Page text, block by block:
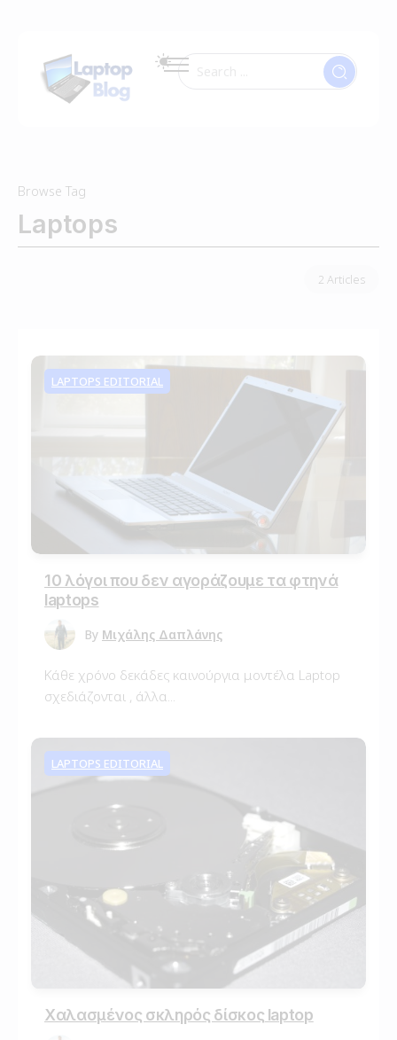
Browse Tag
Laptops
2 Articles
LAPTOPS EDITORIAL
10 λόγοι που δεν αγοράζουμε τα φτηνά
laptops
By Μιχάλης Δαπλάνης
Κάθε χρόνο δεκάδες καινούργια μοντέλα Laptop
σχεδιάζονται , άλλα...
LAPTOPS EDITORIAL
Χαλασμένος σκληρός δίσκος laptop